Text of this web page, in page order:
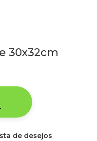
30x32cm
de desejos